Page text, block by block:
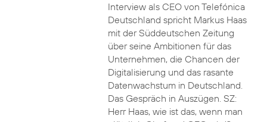
Interview als CEO von Telefónica
Deutschland spricht Markus Haas
mit der Süddeutschen Zeitung
über seine Ambitionen für das
Unternehmen, die Chancen der
Digitalisierung und das rasante
Datenwachstum in Deutschland.
Das Gespräch in Auszügen. SZ:
Herr Haas, wie ist das, wenn man